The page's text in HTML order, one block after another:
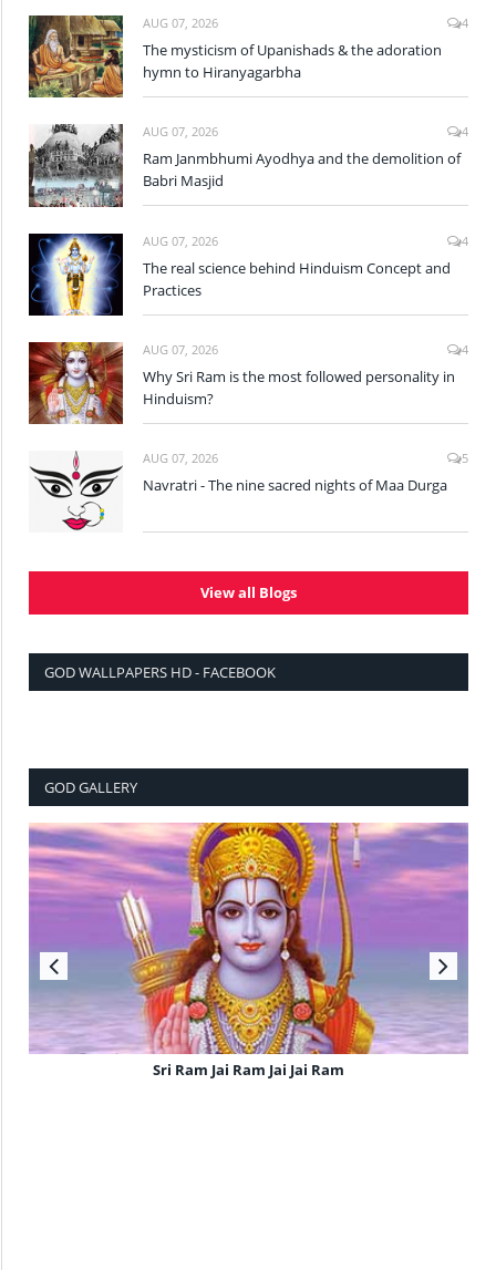
AUG 07, 2026 4
The mysticism of Upanishads & the adoration
hymn to Hiranyagarbha
AUG 07, 2026 4
Ram Janmbhumi Ayodhya and the demolition of
Babri Masjid
AUG 07, 2026 4
The real science behind Hinduism Concept and
Practices
AUG 07, 2026 4
Why Sri Ram is the most followed personality in
Hinduism?
AUG 07, 2026 5
Navratri - The nine sacred nights of Maa Durga
View all Blogs
GOD WALLPAPERS HD - FACEBOOK
GOD GALLERY
Sri Ram Jai Ram Jai Jai Ram